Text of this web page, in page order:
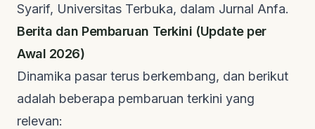
Syarif, Universitas Terbuka, dalam Jurnal Anfa.
Berita dan Pembaruan Terkini (Update per
Awal 2026)
Dinamika pasar terus berkembang, dan berikut
adalah beberapa pembaruan terkini yang
relevan: